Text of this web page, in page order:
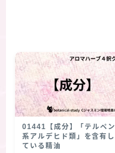
01441【成分】「テルペン
系アルデヒド類」を含有し
ている精油